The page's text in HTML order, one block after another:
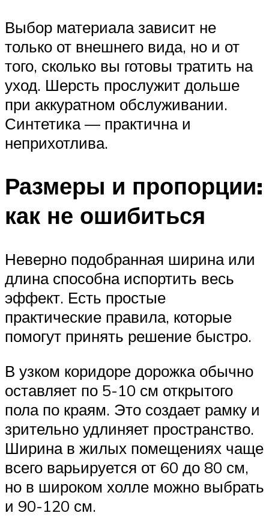
Выбор материала зависит не
только от внешнего вида, но и от
того, сколько вы готовы тратить на
уход. Шерсть прослужит дольше
при аккуратном обслуживании.
Синтетика — практична и
неприхотлива.
Размеры и пропорции:
как не ошибиться
Неверно подобранная ширина или
длина способна испортить весь
эффект. Есть простые
практические правила, которые
помогут принять решение быстро.
В узком коридоре дорожка обычно
оставляет по 5-10 см открытого
пола по краям. Это создает рамку и
зрительно удлиняет пространство.
Ширина в жилых помещениях чаще
всего варьируется от 60 до 80 см,
но в широком холле можно выбрать
и 90-120 см.